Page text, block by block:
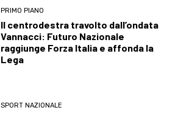
PRIMO PIANO
Il centrodestra travolto dall’ondata
Vannacci: Futuro Nazionale
raggiunge Forza Italia e affonda la
Lega
SPORT NAZIONALE